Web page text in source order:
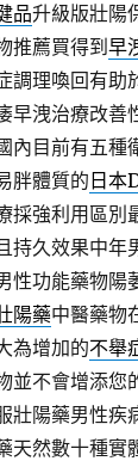
品升級版壯陽
推薦買得到早
調理喚回有助
早洩治療改善
內目前有五種
胖體質的 日本
採強利用區別
持久效果中年
性功能藥物陽
陽藥中醫藥物
為增加的不舉
並不會增添您
壯陽藥男性疾
天然數十種實